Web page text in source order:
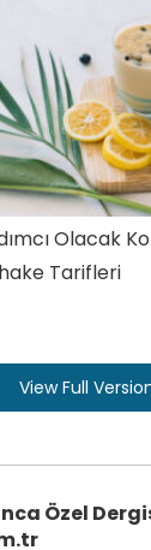
Olacak
Tarifleri
View Full
Özel